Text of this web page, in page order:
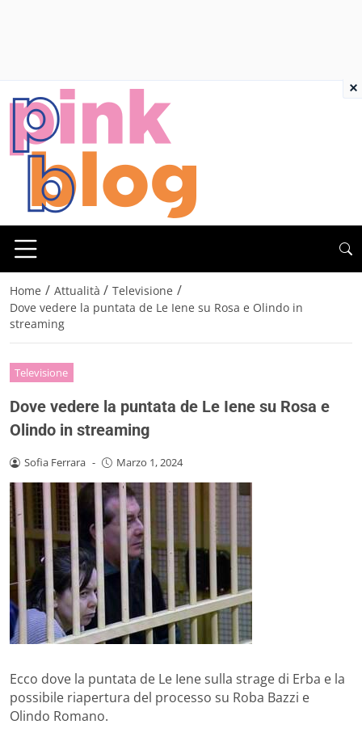
Home / Attualità / Televisione /
Dove vedere la puntata de Le Iene su Rosa e Olindo in
streaming
Televisione
Dove vedere la puntata de Le Iene su Rosa e
Olindo in streaming
Sofia Ferrara - Marzo 1, 2024
Ecco dove la puntata de Le Iene sulla strage di Erba e la
possibile riapertura del processo su Roba Bazzi e
Olindo Romano.
×